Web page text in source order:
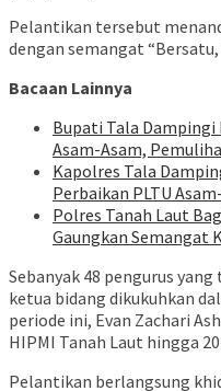
Pelantikan tersebut
dengan semangat
Bacaan Lainnya
Bupati Tala Dampingi
Asam-Asam,
Kapolres Tala
Perbaikan PLTU
Polres Tanah Laut
Gaungkan Semangat
Sebanyak 48 pengurus
ketua bidang dikukuhkan
periode ini, Evan Zachari
HIPMI Tanah Laut hingga
Pelantikan berlangsung